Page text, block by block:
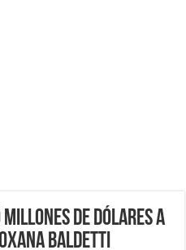
millones de dólares a
Baldetti